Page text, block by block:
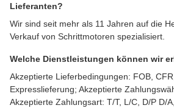
Lieferanten?
Wir sind seit mehr als 11 Jahren auf die
Verkauf von Schrittmotoren spezialisiert.
Welche Dienstleistungen können wir
Akzeptierte Lieferbedingungen: FOB,
Expresslieferung; Akzeptierte
Akzeptierte Zahlungsart: T/T, L/C, D/P D/